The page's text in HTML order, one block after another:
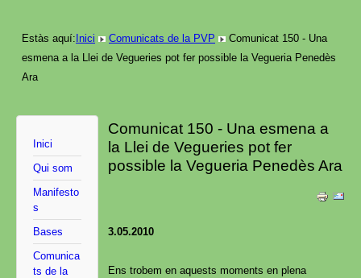
Estàs aquí:Inici Comunicats de la PVP
Comunicat 150 - Una
esmena a la Llei de Vegueries pot fer possible la Vegueria Penedès
Ara
Inici
Qui som
Manifesto
s
Bases
Comunica
ts de la
Comunicat 150 - Una esmena a
la Llei de Vegueries pot fer
possible la Vegueria Penedès Ara
3.05.2010
Ens trobem en aquests moments en plena